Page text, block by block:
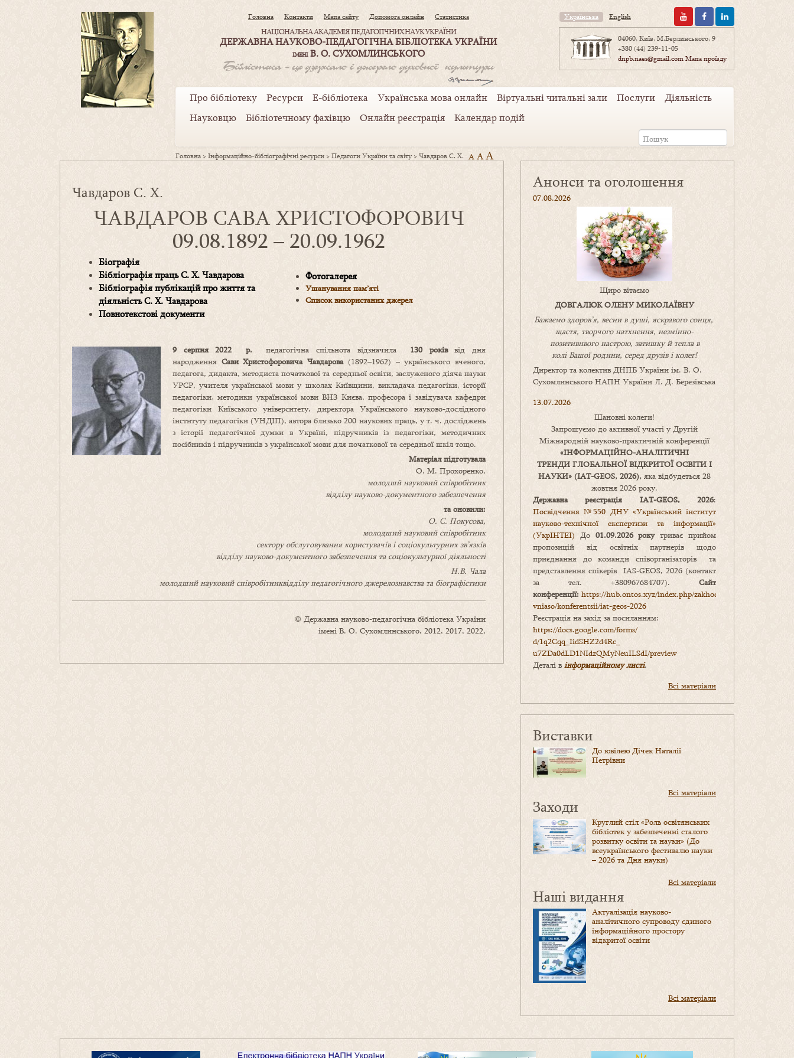
Головна Контакти Мапа сайту Допомога онлайн Статистика
НАЦІОНАЛЬНА АКАДЕМІЯ ПЕДАГОГІЧНИХ НАУК УКРАЇНИ
ДЕРЖАВНА НАУКОВО-ПЕДАГОГІЧНА БІБЛІОТЕКА УКРАЇНИ
ІМЕНІВ. О. СУХОМЛИНСЬКОГО
Українська English
04060, Київ, М.Берлинського, 9
+380 (44) 239-11-05
dnpb.naes@gmail.comМапа проїзду
Про бібліотеку Ресурси Е-бібліотека Українська мова онлайн Віртуальні читальні зали Послуги
Діяльність
Науковцю
Бібліотечному фахівцю Онлайн реєстрація Календар подій
Головна >Інформаційно-бібліографічні ресурси >Педагоги України та світу >Чавдаров С. Х. A AA
Чавдаров С. Х.
ЧАВДАРОВ САВА ХРИСТОФОРОВИЧ
09.08.1892 – 20.09.1962
Біографія
Бібліографія праць С. Х. Чавдарова
Бібліографія публікацій про життя та
діяльність С. Х. Чавдарова
Повнотекстові документи
Фотогалерея
Ушанування пам’яті
Список використаних джерел
9 серпня 2022 р. педагогічна спільнота відзначила 130 роківвід дня
народження Сави Христофоровича Чавдарова (1892–1962) – українського вченого,
педагога, дидакта, методиста початкової та середньої освіти, заслуженого діяча науки
УРСР, учителя української мови у школах Київщини, викладача педагогіки, історії
педагогіки, методики української мови ВНЗ Києва, професора і завідувача кафедри
педагогіки Київського університету, директора Українського науково-дослідного
інституту педагогіки (УНДІП), автора близько 200 наукових праць, у т. ч. досліджень
з історії педагогічної думки в Україні, підручників із педагогіки, методичних
посібників і підручників з української мови для початкової та середньої шкіл тощо.
Матеріал підготувала
О. М. Прохоренко,
молодшй науковий співробітник
відділу науково-документного забезпечення
та оновили:
О. С. Покусова,
молодшийнауковийспівробітник
сектору обслуговування користувачів і соціокультурних зв’язків
відділу науково-документного забезпечення та соціокультурної діяльності
Н.В. Чала
молодший науковий співробітниквідділу педагогічного джерелознавства та біографістики
© Державна науково-педагогічна бібліотека України
імені В. О. Сухомлинського, 2012, 2017, 2022,
Анонси та оголошення
07.08.2026
Щиро вітаємо
ДОВГАЛЮК ОЛЕНУ МИКОЛАЇВНУ
Бажаємо здоров’я, весни в душі, яскравого сонця,
щастя, творчого натхнення, незмінно-
позитивнвого настрою, затишкуйтепла в
коліВашоїродини, серед друзів і колег!
Директор та колектив ДНПБ України ім. В. О.
Сухомлинського НАПН України Л. Д. Березівська
13.07.2026
Шановні колеги!
Запрошуємо до активної участі у Другій
Міжнародній науково-практичній конференції
«ІНФОРМАЦІЙНО-АНАЛІТИЧНІ
ТРЕНДИ ГЛОБАЛЬНОЇ ВІДКРИТОЇ ОСВІТИ І
НАУКИ» (IAT-GEOS, 2026), яка відбудеться 28
жовтня 2026 року.
Державна реєстрація IAT-GEOS, 2026:
Посвідчення №550 ДНУ «Український інститут
науково-технічної експертизи та інформації»
(УкрІНТЕІ) До 01.09.2026 рокутриває прийом
пропозицій від освітніх партнерів щодо
приєднання до команди співорганізаторів та
представлення спікерів IAS-GEOS, 2026 (контакт
за тел. +380967684707). Сайт
конференції: https://hub.ontos.xyz/index.php/zakhody-
vniaso/konferentsii/iat-geos-2026
Реєстрація на захід за посиланням:
https://docs.google.com/forms/
d/1q2Cqq_IidSHZ2d4Rc_
u7ZDa0dLD1NIdzQMyNeuILSdI/preview
Деталі в інформаційному листі.
Всі матеріали
Виставки
До ювілею Дічек Наталії
Петрівни
Всі матеріали
Заходи
Круглий стіл «Роль освітянських
бібліотек у забезпеченні сталого
розвитку освіти та науки» (До
всеукраїнського фестивалю науки
– 2026 та Дня науки)
Всі матеріали
Наші видання
Актуалізація науково-
аналітичного супроводу єдиного
інформаційного простору
відкритої освіти
Всі матеріали